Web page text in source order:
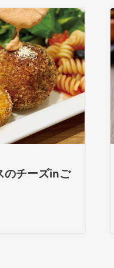
のチーズinご